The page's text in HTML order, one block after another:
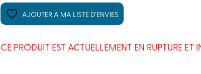
AJOUTER À MA LISTE D’ENVIES
CE PRODUIT EST ACTUELLEMENT EN RUPTURE ET